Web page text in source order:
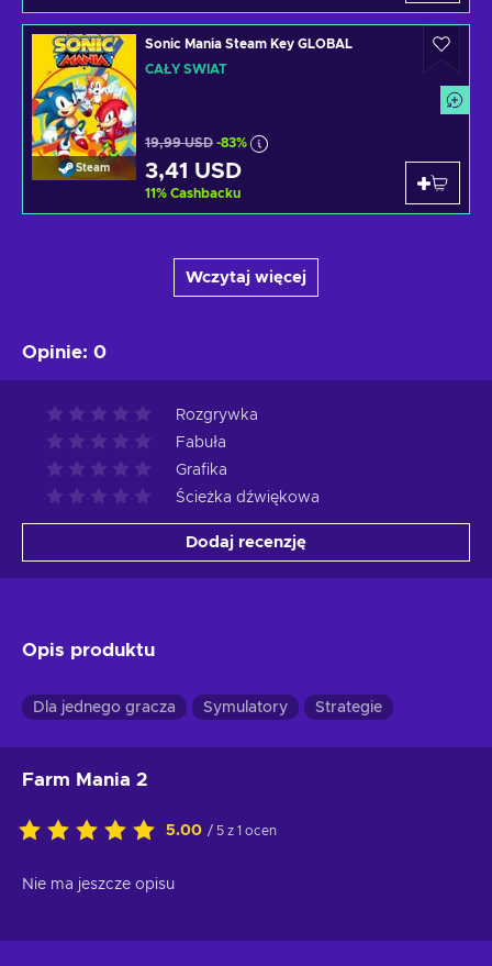
Steam
Sonic Mania Steam Key GLOBAL
CAŁY ŚWIAT
19,99 USD -83%
3,41 USD
11% Cashbacku
Wczytaj więcej
Opinie: 0
Rozgrywka
Fabuła
Grafika
Ścieżka dźwiękowa
Dodaj recenzję
Opis produktu
Dla jednego gracza Symulatory Strategie
Farm Mania 2
5.00 / 5 z 1 ocen
Nie ma jeszcze opisu